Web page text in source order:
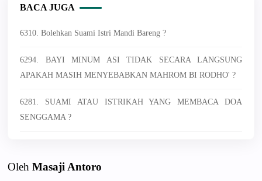
BACA JUGA
6310. Bolehkan Suami Istri Mandi Bareng ?
6294. BAYI MINUM ASI TIDAK SECARA LANGSUNG
APAKAH MASIH MENYEBABKAN MAHROM BI RODHO' ?
6281. SUAMI ATAU ISTRIKAH YANG MEMBACA DOA
SENGGAMA ?
Oleh Masaji Antoro